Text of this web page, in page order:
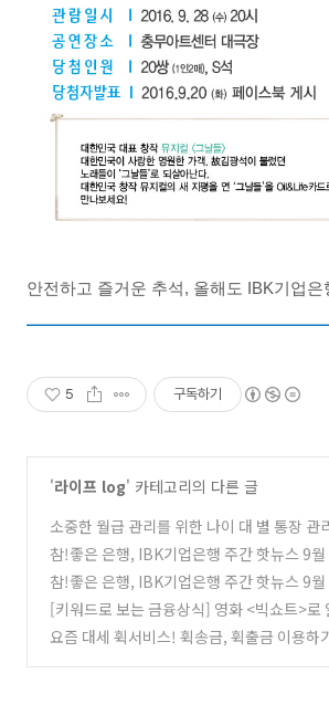
안전하고 즐거운 추석, 올해도 IBK기업은
5 구독하기
'라이프 log' 카테고리의 다른 글
소중한 월급 관리를 위한 나이 대 별 통장 관
(0)
참!좋은 은행, IBK기업은행 주간 핫뉴스 9
(0)
참!좋은 은행, IBK기업은행 주간 핫뉴스 9
(0)
[키워드로 보는 금융상식] 영화 <빅쇼트>로
보는 서브프라임 모기지의 진실!
(0)
요즘 대세 휙서비스! 휙송금, 휙출금 이용하